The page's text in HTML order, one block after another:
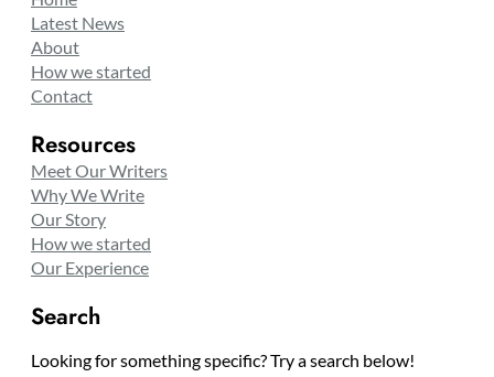
Latest News
About
How we started
Contact
Resources
Meet Our Writers
Why We Write
Our Story
How we started
Our Experience
Search
Looking for something specific? Try a search below!